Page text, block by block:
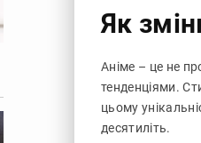
Як
Аніме – це не
тенденціями.
цьому
десятиліть.